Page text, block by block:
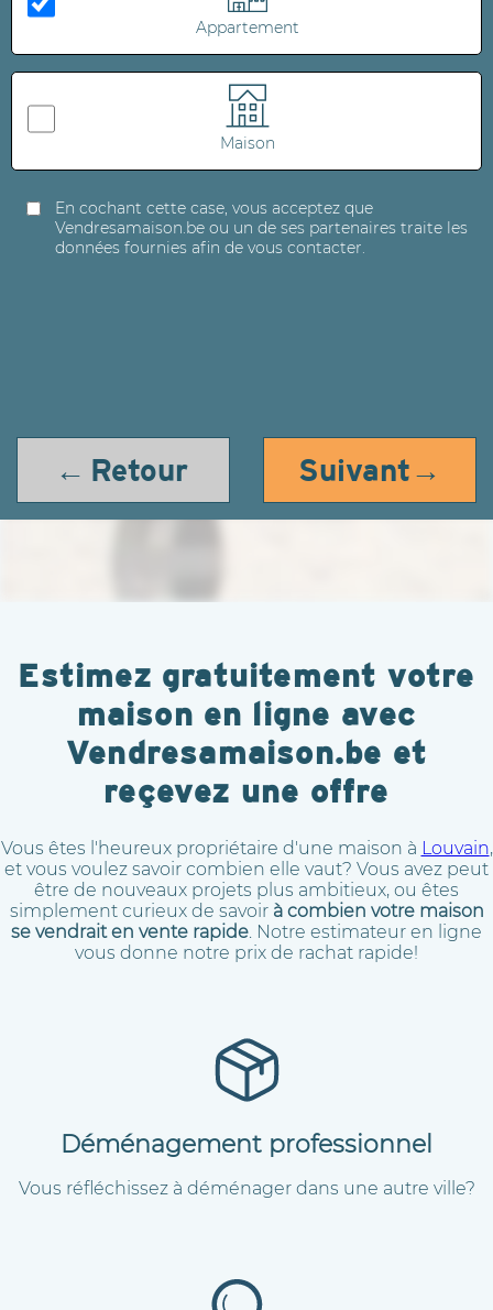
Appartement
Maison
En cochant cette case, vous acceptez que
Vendresamaison.be ou un de ses partenaires traite les
données fournies afin de vous contacter.
← Retour Suivant→
Estimez gratuitement votre
maison en ligne avec
Vendresamaison.be et
reçevez une offre
Vous êtes l'heureux propriétaire d'une maison à Louvain,
et vous voulez savoir combien elle vaut? Vous avez peut
être de nouveaux projets plus ambitieux, ou êtes
simplement curieux de savoir à combien votre maison
se vendrait en vente rapide. Notre estimateur en ligne
vous donne notre prix de rachat rapide!
Déménagement professionnel
Vous réfléchissez à déménager dans une autre ville?